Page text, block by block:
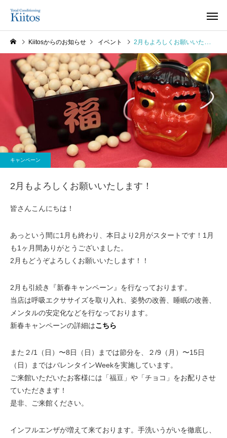
Kiitosからのお知らせ イベント 2月もよろしくお願いいたします！
キャンペーン
2月もよろしくお願いいたします！
皆さんこんにちは！
あっという間に1月も終わり、本日より2月がスタートです！1月
も1ヶ月間ありがとうございました。
2月もどうぞよろしくお願いいたします！！
2月も引続き『新春キャンペーン』を行なっております。
当店は呼吸エクササイズを取り入れ、姿勢の改善、睡眠の改善、
メンタルの安定化などを行なっております。
新春キャンペーンの詳細はこちら
また２/1（日）〜8日（日）までは節分を、２/9（月）〜15日
（日）まではバレンタインWeekを実施しています。
ご来館いただいたお客様には「福豆」や「チョコ」をお配りさせ
ていただきます！
是非、ご来館ください。
インフルエンザが増えて来ております。手洗いうがいを徹底し、